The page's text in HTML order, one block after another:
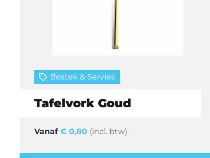
Bestek & Servies
Tafelvork Goud
€ 0,80 (incl. btw)